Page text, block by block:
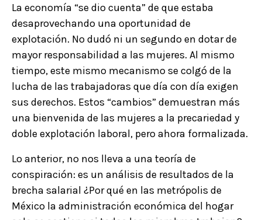
La economía “se dio cuenta” de que estaba
desaprovechando una oportunidad de
explotación. No dudó ni un segundo en dotar de
mayor responsabilidad a las mujeres. Al mismo
tiempo, este mismo mecanismo se colgó de la
lucha de las trabajadoras que día con día exigen
sus derechos. Estos “cambios” demuestran más
una bienvenida de las mujeres a la precariedad y
doble explotación laboral, pero ahora formalizada.
Lo anterior, no nos lleva a una teoría de
conspiración: es un análisis de resultados de la
brecha salarial ¿Por qué en las metrópolis de
México la administración económica del hogar